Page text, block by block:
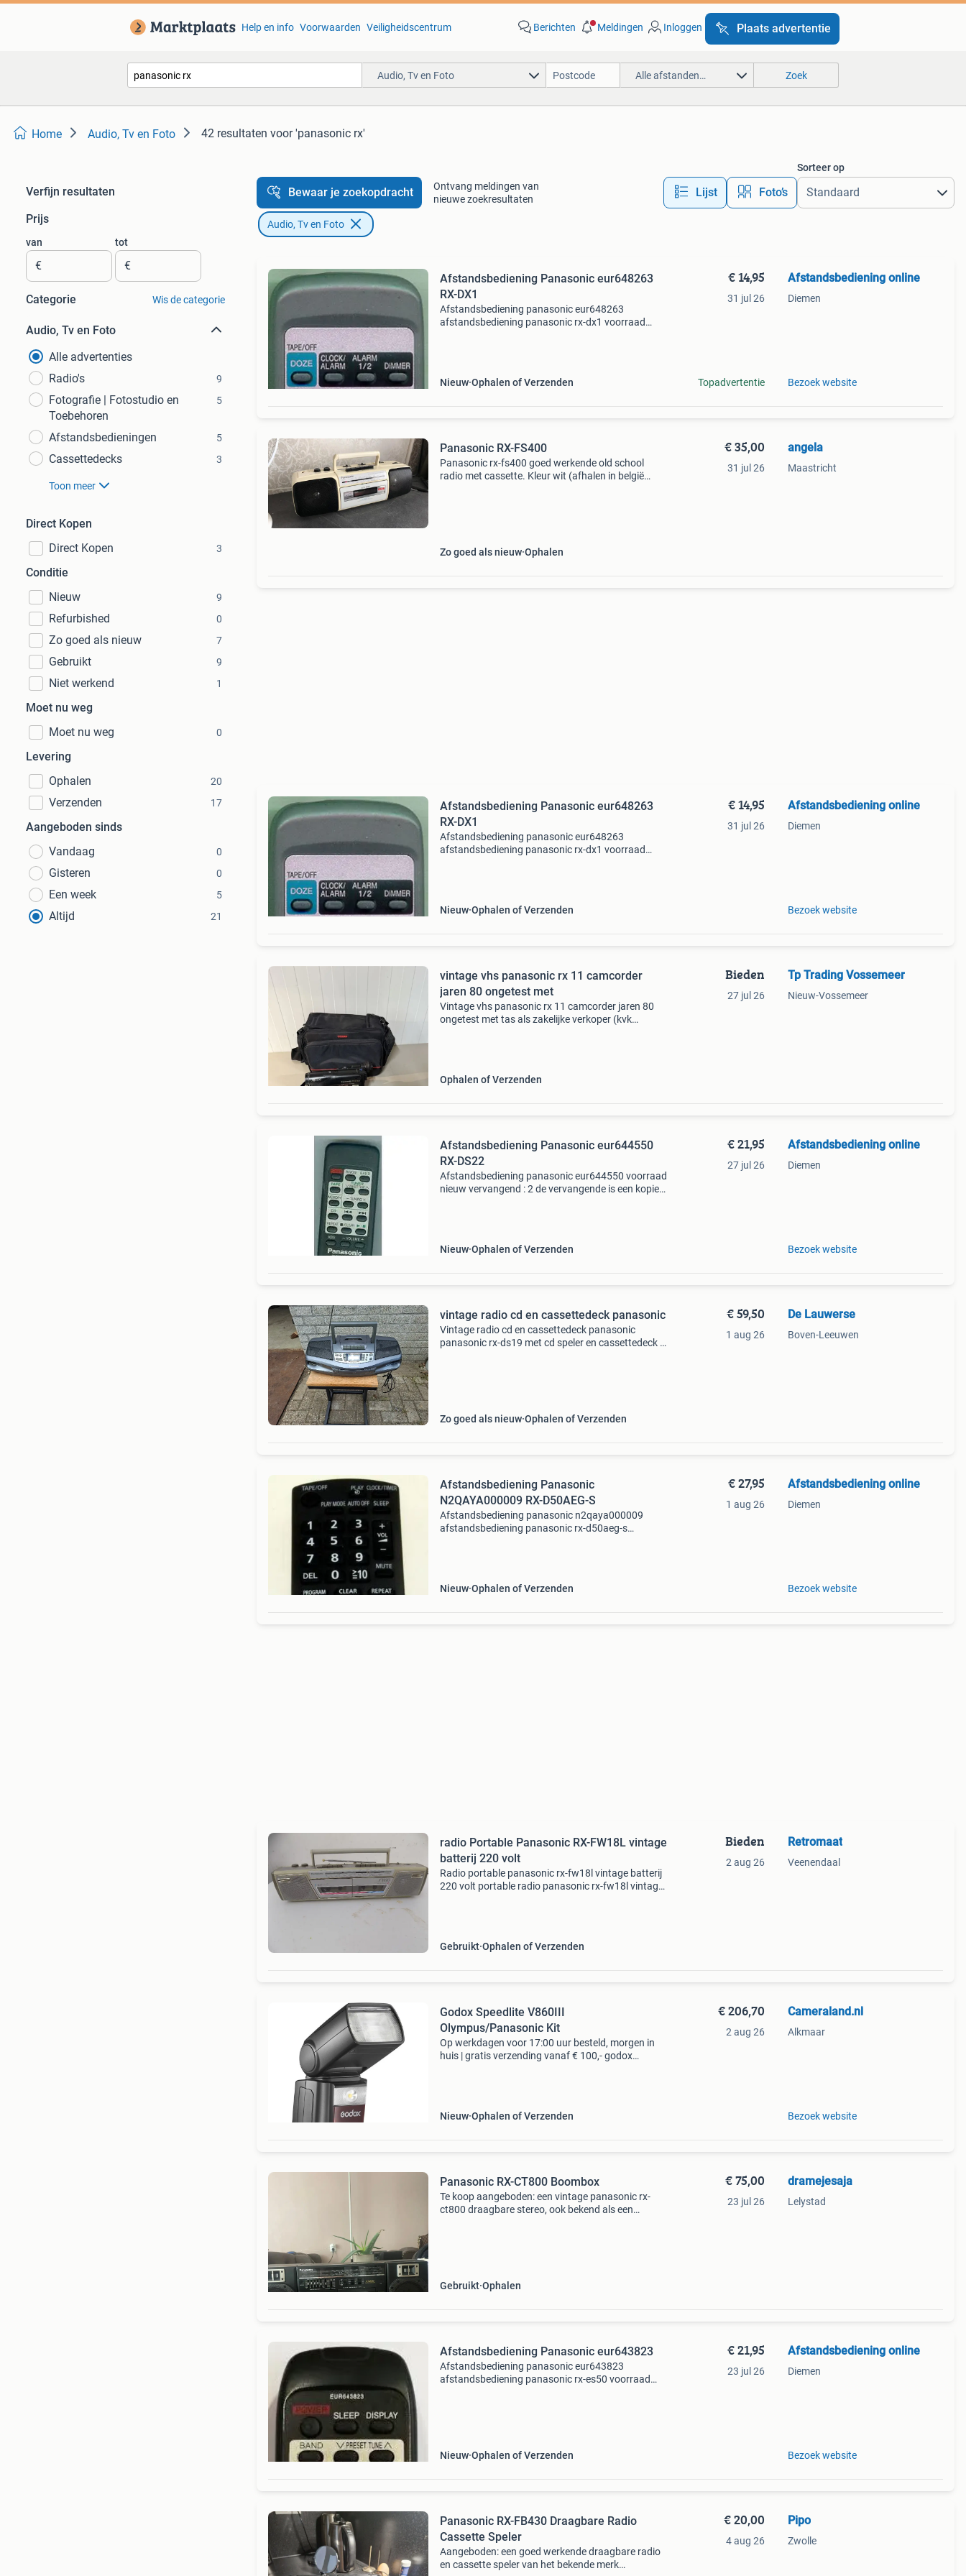
Help en info Voorwaarden Veiligheidscentrum Berichten Meldingen Inloggen Plaats advertentie
Audio, Tv en Foto Alle afstanden… Zoek
Home Audio, Tv en Foto 42 resultaten voor 'panasonic rx'
Verfijn resultaten
Prijs
van
€
tot
€
Categorie Wis de categorie
Audio, Tv en Foto
Alle advertenties
Radio's
9
Fotografie | Fotostudio en
Toebehoren
5
Afstandsbedieningen 5
Cassettedecks 3
Toon meer
Direct Kopen
Direct Kopen
3
Conditie
Nieuw
9
Refurbished 0
Zo goed als nieuw 7
Gebruikt 9
Niet werkend 1
Moet nu weg
Moet nu weg
0
Levering
Ophalen
20
Verzenden 17
Aangeboden sinds
Vandaag
0
Gisteren 0
Een week 5
Altijd 21
Bewaar je zoekopdracht
Ontvang meldingen van
nieuwe zoekresultaten
Lijst Foto’s
Sorteer op
Audio, Tv en Foto
Afstandsbediening Panasonic eur648263
RX-DX1
Afstandsbediening panasonic eur648263
afstandsbediening panasonic rx-dx1 voorraad
Nieuw Ophalen of Verzenden
€ 14,95
31 jul 26
Topadvertentie
Afstandsbediening online
Diemen
Bezoek website
Panasonic RX-FS400
Panasonic rx-fs400 goed werkende old school
radio met cassette. Kleur wit (afhalen in belgië
Zo goed als nieuw Ophalen
€ 35,00
31 jul 26
angela
Maastricht
Afstandsbediening Panasonic eur648263
RX-DX1
Afstandsbediening panasonic eur648263
afstandsbediening panasonic rx-dx1 voorraad
Nieuw Ophalen of Verzenden
€ 14,95
31 jul 26
Afstandsbediening online
Diemen
Bezoek website
vintage vhs panasonic rx 11 camcorder
jaren 80 ongetest met
Vintage vhs panasonic rx 11 camcorder jaren 80
ongetest met tas als zakelijke verkoper (kvk
Ophalen of Verzenden
Bieden
27 jul 26
Tp Trading Vossemeer
Nieuw-Vossemeer
Afstandsbediening Panasonic eur644550
RX-DS22
Afstandsbediening panasonic eur644550 voorraad
nieuw vervangend : 2 de vervangende is een kopie
Nieuw Ophalen of Verzenden
€ 21,95
27 jul 26
Afstandsbediening online
Diemen
Bezoek website
vintage radio cd en cassettedeck panasonic
Vintage radio cd en cassettedeck panasonic
panasonic rx-ds19 met cd speler en cassettedeck in
Zo goed als nieuw Ophalen of Verzenden
€ 59,50
1 aug 26
De Lauwerse
Boven-Leeuwen
Afstandsbediening Panasonic
N2QAYA000009 RX-D50AEG-S
Afstandsbediening panasonic n2qaya000009
afstandsbediening panasonic rx-d50aeg-s
Nieuw Ophalen of Verzenden
€ 27,95
1 aug 26
Afstandsbediening online
Diemen
Bezoek website
radio Portable Panasonic RX-FW18L vintage
batterij 220 volt
Radio portable panasonic rx-fw18l vintage batterij
220 volt portable radio panasonic rx-fw18l vintage
Gebruikt Ophalen of Verzenden
Bieden
2 aug 26
Retromaat
Veenendaal
Godox Speedlite V860III
Olympus/Panasonic Kit
Op werkdagen voor 17:00 uur besteld, morgen in
huis | gratis verzending vanaf € 100,- godox
Nieuw Ophalen of Verzenden
€ 206,70
2 aug 26
Cameraland.nl
Alkmaar
Bezoek website
Panasonic RX-CT800 Boombox
Te koop aangeboden: een vintage panasonic rx-
ct800 draagbare stereo, ook bekend als een
Gebruikt Ophalen
€ 75,00
23 jul 26
dramejesaja
Lelystad
Afstandsbediening Panasonic eur643823
Afstandsbediening panasonic eur643823
afstandsbediening panasonic rx-es50 voorraad
Nieuw Ophalen of Verzenden
€ 21,95
23 jul 26
Afstandsbediening online
Diemen
Bezoek website
Panasonic RX-FB430 Draagbare Radio
Cassette Speler
Aangeboden: een goed werkende draagbare radio
en cassette speler van het bekende merk
€ 20,00
4 aug 26
Pipo
Zwolle